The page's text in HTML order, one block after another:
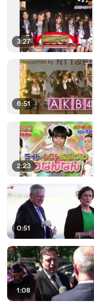
3:27
6:51
2:23
0:51
1:08